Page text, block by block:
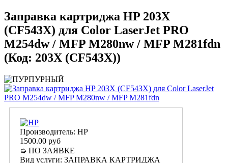
Заправка картриджа HP 203X
(CF543X) для Color LaserJet PRO
M254dw / MFP M280nw / MFP M281fdn
(Код: 203X (CF543X))
Производитель: HP
1500.00 руб
➭ ПО ЗАЯВКЕ
Вид услуги: ЗАПРАВКА КАРТРИДЖА